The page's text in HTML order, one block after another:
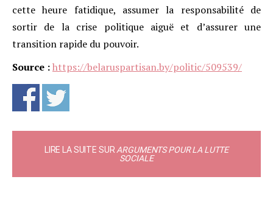
cette heure fatidique, assumer la responsabilité de
sortir de la crise politique aiguë et d’assurer une
transition rapide du pouvoir.
Source :https://belaruspartisan.by/politic/509539/
LIRE LA SUITE SUR ARGUMENTS POUR LA LUTTE
SOCIALE